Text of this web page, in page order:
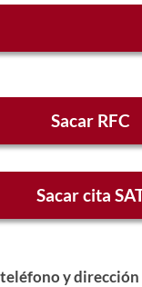
Sacar RFC
Sacar cita
y dirección